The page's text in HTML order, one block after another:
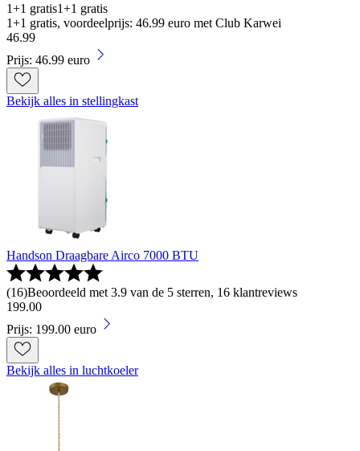
1+1 gratis1+1 gratis
1+1 gratis, voordeelprijs: 46.99 euro met Club Karwei
46.99
Prijs: 46.99 euro
Bekijk alles in stellingkast
Handson Draagbare Airco 7000 BTU
(16)Beoordeeld met 3.9 van de 5 sterren, 16 klantreviews
199.00
Prijs: 199.00 euro
Bekijk alles in luchtkoeler